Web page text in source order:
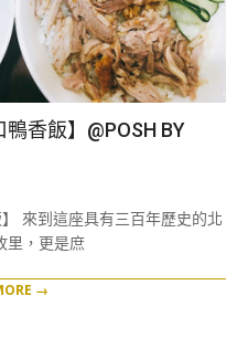
香飯】@POSH BY
來到這座具有三百年歷史的北
里，更是庶
→